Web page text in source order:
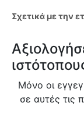
Σχετικά με την
Μόνο οι
σε αυτές τις